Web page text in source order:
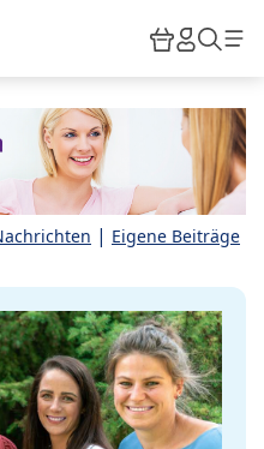
HiPP
| Eigene Beiträge